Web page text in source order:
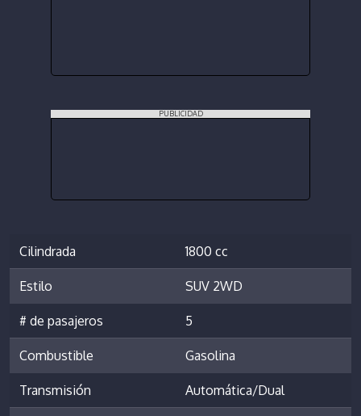
PUBLICIDAD
Cilindrada 1800 cc
Estilo SUV 2WD
# de pasajeros 5
Combustible Gasolina
Transmisión Automática/Dual